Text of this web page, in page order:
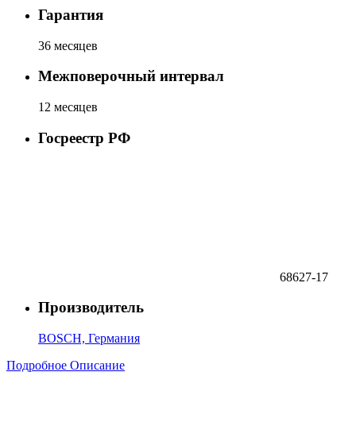
Гарантия
36 месяцев
Межповерочный интервал
12 месяцев
Госреестр РФ
68627-17
Производитель
BOSCH, Германия
Подробное Описание